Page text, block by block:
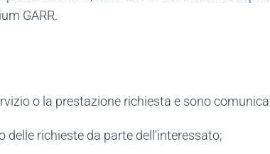
GARR.
o la prestazione richiesta e sono
delle richieste da parte dell'interessato;